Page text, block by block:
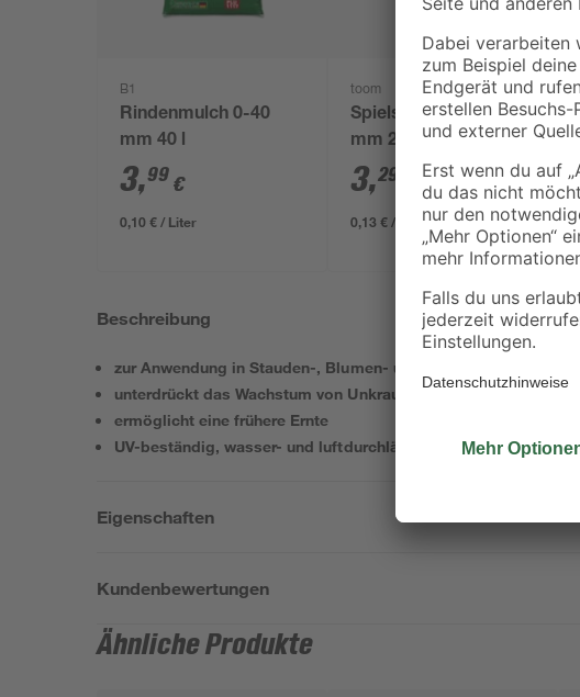
B1
Rindenmulch 0-40
mm 40 l
3,99 €
0,10 € / Liter
toom
Spielsand beige 0-2
mm 25 kg
3,29
0,13 € / Kilogramm
Beschreibung
zur Anwendung in Stauden-, Blumen- und Gemüsebeeten
unterdrückt das Wachstum von Unkraut
ermöglicht eine frühere Ernte
UV-beständig, wasser- und luftdurchlässig
Eigenschaften
Kundenbewertungen
Ähnliche Produkte